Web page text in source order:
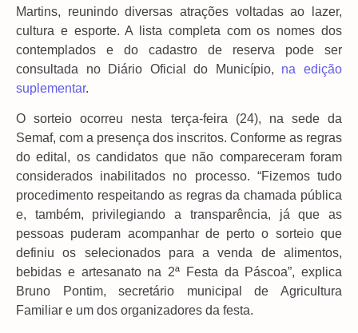
Martins, reunindo diversas atrações voltadas ao lazer,
cultura e esporte. A lista completa com os nomes dos
contemplados e do cadastro de reserva pode ser
consultada no Diário Oficial do Município, na edição
suplementar.
O sorteio ocorreu nesta terça-feira (24), na sede da
Semaf, com a presença dos inscritos. Conforme as regras
do edital, os candidatos que não compareceram foram
considerados inabilitados no processo. “Fizemos tudo
procedimento respeitando as regras da chamada pública
e, também, privilegiando a transparência, já que as
pessoas puderam acompanhar de perto o sorteio que
definiu os selecionados para a venda de alimentos,
bebidas e artesanato na 2ª Festa da Páscoa”, explica
Bruno Pontim, secretário municipal de Agricultura
Familiar e um dos organizadores da festa.